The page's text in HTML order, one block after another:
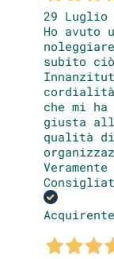
29 Luglio
Ho avuto
subito
che mi
giusta
qualità